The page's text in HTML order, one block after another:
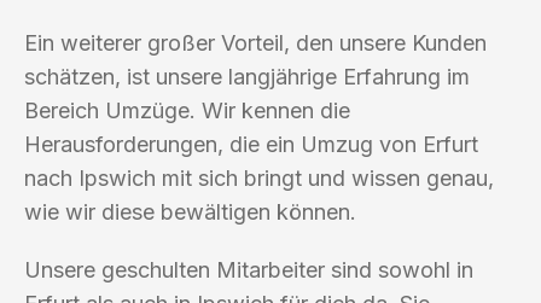
Ein weiterer großer Vorteil, den unsere Kunden
schätzen, ist unsere langjährige Erfahrung im
Bereich Umzüge. Wir kennen die
Herausforderungen, die ein Umzug von Erfurt
nach Ipswich mit sich bringt und wissen genau,
wie wir diese bewältigen können.
Unsere geschulten Mitarbeiter sind sowohl in